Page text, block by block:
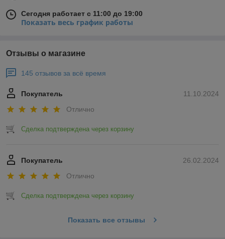
Сегодня работает с 11:00 до 19:00
Показать весь график работы
Отзывы о магазине
145 отзывов за всё время
11.10.2024
Покупатель
Отлично
Сделка подтверждена через корзину
26.02.2024
Покупатель
Отлично
Сделка подтверждена через корзину
Показать все отзывы